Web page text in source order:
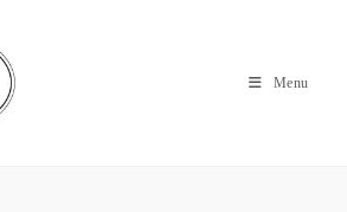
Menu